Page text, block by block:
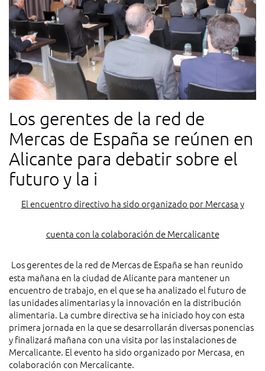
Los gerentes de la red de
Mercas de España se reúnen en
Alicante para debatir sobre el
futuro y la i
El encuentro directivo ha sido organizado por Mercasa y
cuenta con la colaboración de Mercalicante
Los gerentes de la red de Mercas de España se han reunido
esta mañana en la ciudad de Alicante para mantener un
encuentro de trabajo, en el que se ha analizado el futuro de
las unidades alimentarias y la innovación en la distribución
alimentaria. La cumbre directiva se ha iniciado hoy con esta
primera jornada en la que se desarrollarán diversas ponencias
y finalizará mañana con una visita por las instalaciones de
Mercalicante. El evento ha sido organizado por Mercasa, en
colaboración con Mercalicante.